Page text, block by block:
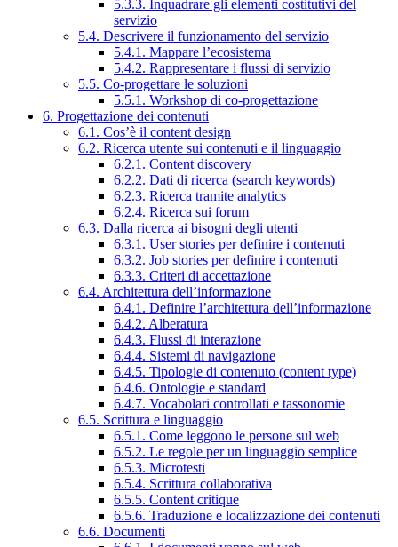
5.3.3. Inquadrare gli elementi costitutivi del
servizio
5.4. Descrivere il funzionamento del servizio
5.4.1. Mappare l’ecosistema
5.4.2. Rappresentare i flussi di servizio
5.5. Co-progettare le soluzioni
5.5.1. Workshop di co-progettazione
6. Progettazione dei contenuti
6.1. Cos’è il content design
6.2. Ricerca utente sui contenuti e il linguaggio
6.2.1. Content discovery
6.2.2. Dati di ricerca (search keywords)
6.2.3. Ricerca tramite analytics
6.2.4. Ricerca sui forum
6.3. Dalla ricerca ai bisogni degli utenti
6.3.1. User stories per definire i contenuti
6.3.2. Job stories per definire i contenuti
6.3.3. Criteri di accettazione
6.4. Architettura dell’informazione
6.4.1. Definire l’architettura dell’informazione
6.4.2. Alberatura
6.4.3. Flussi di interazione
6.4.4. Sistemi di navigazione
6.4.5. Tipologie di contenuto (content type)
6.4.6. Ontologie e standard
6.4.7. Vocabolari controllati e tassonomie
6.5. Scrittura e linguaggio
6.5.1. Come leggono le persone sul web
6.5.2. Le regole per un linguaggio semplice
6.5.3. Microtesti
6.5.4. Scrittura collaborativa
6.5.5. Content critique
6.5.6. Traduzione e localizzazione dei contenuti
6.6. Documenti